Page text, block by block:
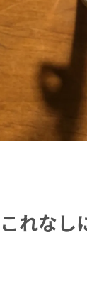
れなし